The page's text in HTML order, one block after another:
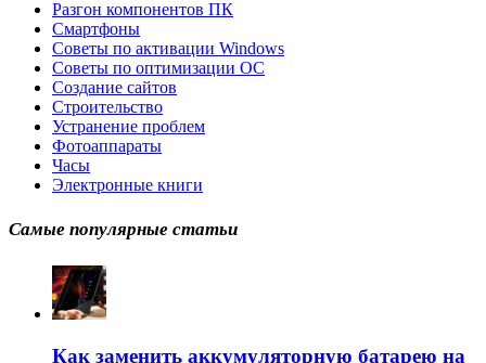
Разгон компонентов ПК
Смартфоны
Советы по активации Windows
Советы по оптимизации ОС
Создание сайтов
Строительство
Устранение проблем
Фотоаппараты
Часы
Электронные книги
Самые популярные статьи
Как заменить аккумуляторную батарею на